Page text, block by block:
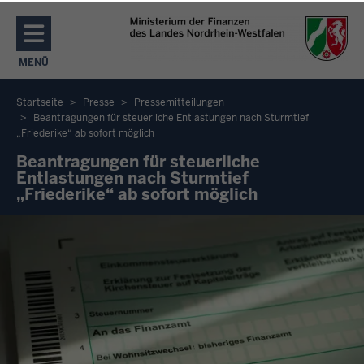
Direkt zum Inhalt
MENÜ
NAVIGATION AKTIVIEREN/DEAKTIVIEREN: MENÜ
Sie
sich
hier
Startseite Presse
Pressemitteilungen
Beantragungen für steuerliche Entlastungen nach Sturmtief
„Friederike“ ab sofort möglich
Beantragungen für steuerliche
Entlastungen nach Sturmtief
„Friederike“ ab sofort möglich